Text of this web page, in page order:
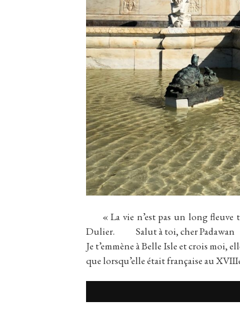
« La vie n’est pas un long fleuve
Dulier. Salut à toi, cher Padawan
Je t’emmène à Belle Isle et crois
que lorsqu’elle était française au